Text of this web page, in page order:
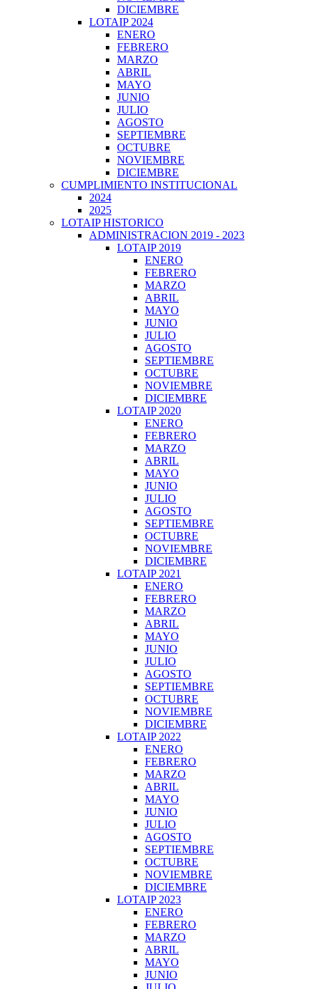
DICIEMBRE
LOTAIP 2024
ENERO
FEBRERO
MARZO
ABRIL
MAYO
JUNIO
JULIO
AGOSTO
SEPTIEMBRE
OCTUBRE
NOVIEMBRE
DICIEMBRE
CUMPLIMIENTO INSTITUCIONAL
2024
2025
LOTAIP HISTORICO
ADMINISTRACION 2019 - 2023
LOTAIP 2019
ENERO
FEBRERO
MARZO
ABRIL
MAYO
JUNIO
JULIO
AGOSTO
SEPTIEMBRE
OCTUBRE
NOVIEMBRE
DICIEMBRE
LOTAIP 2020
ENERO
FEBRERO
MARZO
ABRIL
MAYO
JUNIO
JULIO
AGOSTO
SEPTIEMBRE
OCTUBRE
NOVIEMBRE
DICIEMBRE
LOTAIP 2021
ENERO
FEBRERO
MARZO
ABRIL
MAYO
JUNIO
JULIO
AGOSTO
SEPTIEMBRE
OCTUBRE
NOVIEMBRE
DICIEMBRE
LOTAIP 2022
ENERO
FEBRERO
MARZO
ABRIL
MAYO
JUNIO
JULIO
AGOSTO
SEPTIEMBRE
OCTUBRE
NOVIEMBRE
DICIEMBRE
LOTAIP 2023
ENERO
FEBRERO
MARZO
ABRIL
MAYO
JUNIO